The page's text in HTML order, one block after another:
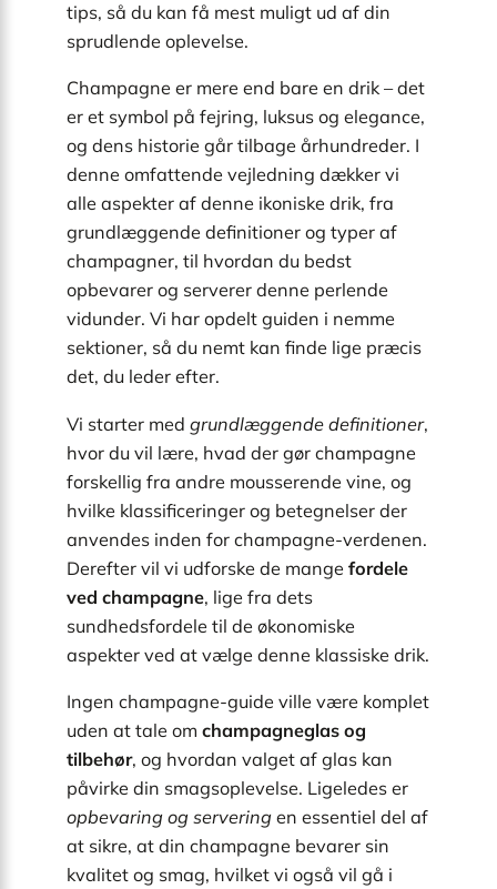
tips, så du kan få mest muligt ud af din
sprudlende oplevelse.
Champagne er mere end bare en drik – det
er et symbol på fejring, luksus og elegance,
og dens historie går tilbage århundreder. I
denne omfattende vejledning dækker vi
alle aspekter af denne ikoniske drik, fra
grundlæggende definitioner og typer af
champagner, til hvordan du bedst
opbevarer og serverer denne perlende
vidunder. Vi har opdelt guiden i nemme
sektioner, så du nemt kan finde lige præcis
det, du leder efter.
Vi starter med grundlæggende definitioner,
hvor du vil lære, hvad der gør champagne
forskellig fra andre mousserende vine, og
hvilke klassificeringer og betegnelser der
anvendes inden for champagne-verdenen.
Derefter vil vi udforske de mange fordele
ved champagne, lige fra dets
sundhedsfordele til de økonomiske
aspekter ved at vælge denne klassiske drik.
Ingen champagne-guide ville være komplet
uden at tale om champagneglas og
tilbehør, og hvordan valget af glas kan
påvirke din smagsoplevelse. Ligeledes er
opbevaring og servering en essentiel del af
at sikre, at din champagne bevarer sin
kvalitet og smag, hvilket vi også vil gå i